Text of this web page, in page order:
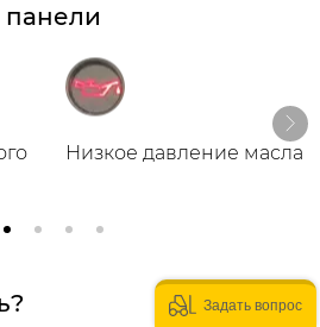
панели
Низкое давление масла
Задать вопрос